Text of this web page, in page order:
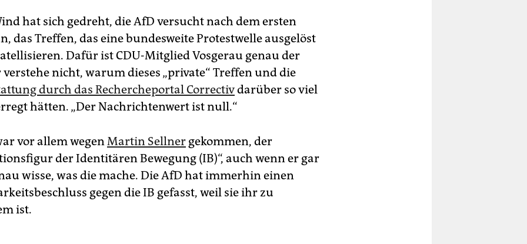
hat sich gedreht, die AfD versucht nach dem ersten
das Treffen, das eine bundesweite Protestwelle ausgelöst
Dafür ist CDU-Mitglied Vosgerau genau der
verstehe nicht, warum dieses „private“ Treffen und die
durch das Rechercheportal Correctivdarüber so viel
hätten. „Der Nachrichtenwert ist null.“
vor allem wegenMartin Sellner gekommen, der
der Identitären Bewegung (IB)“, auch wenn er gar
wisse, was die mache. Die AfD hat immerhin einen
gegen die IB gefasst, weil sie ihr zu
ist.